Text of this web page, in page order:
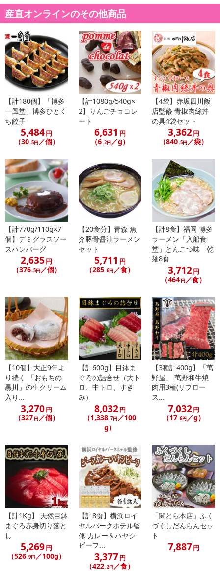
1、(小麦・卵・えび・大豆・豚肉・ごまを含む)
・アレルギー表示：小麦、卵、乳成分、エビ、ゴマ、大豆、鶏肉、
豚肉
・注意事項：－18℃以下で保存お願いします
注意事項
【賞味・消費期限のある商品について】
商品到着時点でのお日持ち期間は、配送日数などにより異なります
のでご了承ください。
【キャンセルについて】
※お申込み後のキャンセルはお受けできません。
記載されている内容を必ずご確認いただき、お届けする商品セット
にご納得いただきましたうえでお申し込みください。
※パッケージ変更や商品リニューアル（成分など含む）等により、
参考の掲載画像や画像内のバーコードなど、お届け商品と多少異な
る場合がございます。
また、[新たな加工食品の原料原産地表示制度]の経過措置期間の終
了により、商品詳細内に記載の原産国・原材料の表記が旧表記の場
合がございます。
あらかじめご了承いただいた上でお申込みください。なお、本理由
によるお申込み後のキャンセル・返品交換は対応いたしかねます。
※送料はお試し費用に含まれております。
※d払い、PayPay、au PAY、au PAY（auかんたん決済）、ソフトバ
ンクまとめて支払い、楽天ペイ、メルペイ、AEON Pay、Amazon
Payでお支払いの場合、決済のため外部サイトへ遷移します。
※予約商品は決済手段ごとに定められた決済期限日にお支払いを完
了することがございます。ご了承いただいたうえでお申し込みくだ
さい。
【配送伝票番号について】
※配送形態がメール便の商品については、商品の発送完了後、配送
伝票番号がマイページに表示されない場合もございます。
配送日、配送時間が異なる可能性がございます。
カート機能をご利用の場合は、配送日時指定をご利用いただけませ
ん。
発送日カレンダー
産直オンラインのその他商品
【計180個】「博多
一風堂」博多ひとく
ち餃子
5,484円
（30 .5円／個）
【計1080g/540g×
2】りんごチョコレ
ート
6,631 円
（6 .2円／g）
【4袋】赤坂四川飯
店監修 青椒肉絲丼
の具4袋セット
3,362円
（840 .5円 ／袋）
【計770g/110g×7
個】デミグラスソー
スハンバーグ
2,635 円
（376.5円／個）
【20食分】青森 魚
介豚骨醤油ラーメン
セット
5,711 円
（285.6円／食）
【計8食】福岡 博多
ラーメン「入船食
堂」とんこつ味 乾
麺8食
3,712円
（464 円／食）
【10個】大正9年よ
り続く 「おもちの
黒川」の生クリーム
入り...
3,270円
（327 円／個）
【計600g】目鉢ま
ぐろの詰合せ（大ト
ロ、中トロ、すき
み）
8,032円
（1,338.7円／100
g）
【3種計400g】「萬
野屋」 萬野和牛焼
肉用3種(リブロー
ス...
7,032円
（17.6円／g）
【計1Kg】 天然目鉢
まぐろ赤身切り落と
し
5,269円
（526 .9円 ／100g）
【計8食】横浜ロイ
ヤルパークホテル監
修 カレー＆ハヤシ
ビーフ...
3,377円
（422 .2円 ／食）
「関とら本店」ふく
づくしだんらんセッ
ト
7,887円